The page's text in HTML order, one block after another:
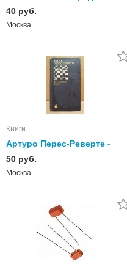
гербы и др.
40 руб.
Москва
Книги
Артуро Перес-Реверте -
Фламандская доска
50 руб.
Москва